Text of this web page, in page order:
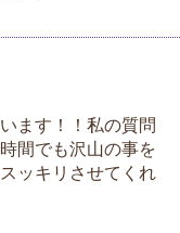
ます！！私の質問
間でも沢山の事を
ッキリさせてくれ